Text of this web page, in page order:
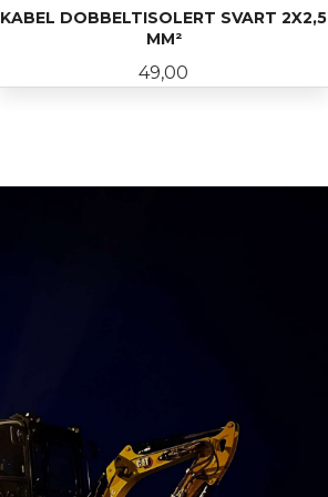
KABEL DOBBELTISOLERT SVART 2X2,5
MM²
Pris
49,00